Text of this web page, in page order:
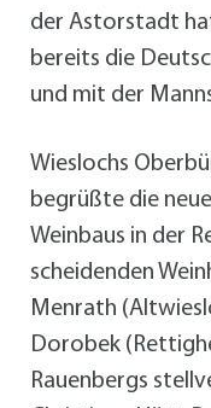
der Astorstadt
bereits die
und mit der
Wieslochs
begrüßte die
Weinbaus in der
scheidenden
Menrath
Dorobek
Rauenbergs